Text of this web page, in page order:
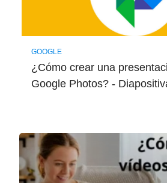
GOOGLE
¿Cómo crear una
Google Photos? -